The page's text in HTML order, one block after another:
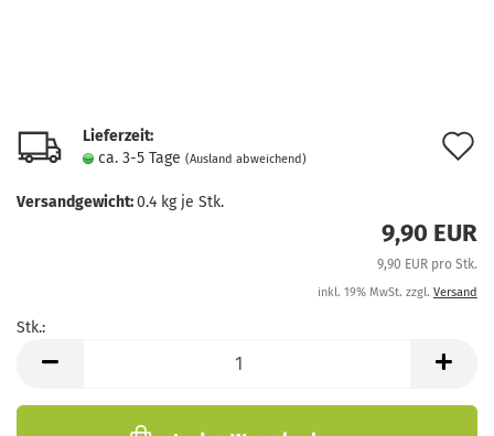
Lieferzeit:
ca. 3-5 Tage (Ausland abweichend)
Versandgewicht:0.4 kg je Stk.
9,90 EUR
9,90 EUR pro Stk.
inkl. 19% MwSt. zzgl. Versand
Stk.: